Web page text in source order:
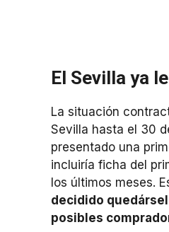
El Sevilla ya
La situación
Sevilla hasta el 30
presentado una
incluiría ficha del
los últimos meses.
decidido
posibles